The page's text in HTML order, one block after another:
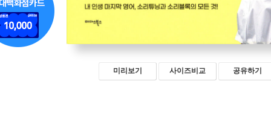
미리보기 사이즈비교 공유하기